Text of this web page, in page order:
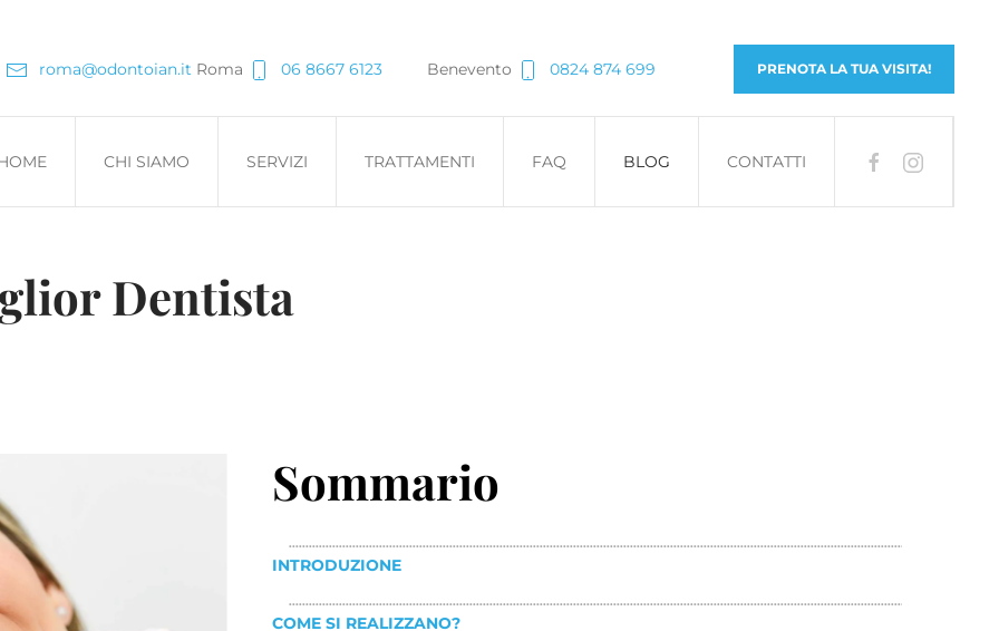
roma@odontoian.it Roma 06 8667 6123 Benevento 0824 874 699 PRENOTA LA TUA VISITA!
CHI SIAMO SERVIZI TRATTAMENTI FAQ BLOG CONTATTI
Dentista
Sommario
INTRODUZIONE
COME SI REALIZZANO?